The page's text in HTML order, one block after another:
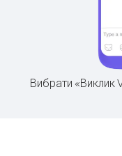
Вибрати «Виклик